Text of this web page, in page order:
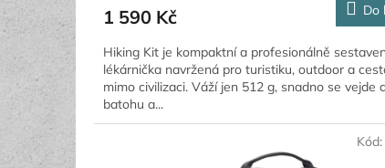
1 590 Kč Do
Hiking Kit je kompaktní a profesionálně
lékárnička navržená pro turistiku, outdoor a
mimo civilizaci. Váží jen 512 g, snadno se vejde
batohu a...